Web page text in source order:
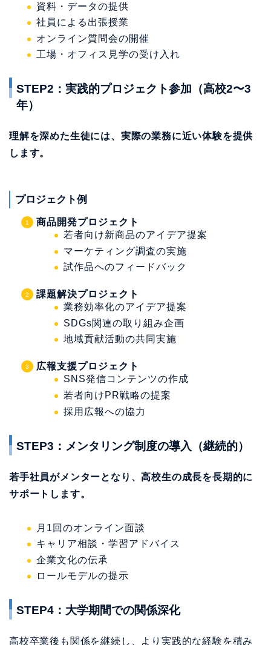
資料・データの提供
社員による出張授業
オンライン質問会の開催
工場・オフィス見学の受け入れ
STEP2：実践的プロジェクト参加（高校2〜3
年）
理解を深めた生徒には、実際の業務に近い体験を提供
します。
プロジェクト例
商品開発プロジェクト
若者向け新商品のアイデア提案
マーケティング調査の実施
試作品へのフィードバック
課題解決プロジェクト
業務効率化のアイデア提案
SDGs関連の取り組み企画
地域貢献活動の共同実施
広報支援プロジェクト
SNS発信コンテンツの作成
若者向けPR戦略の提案
採用広報への協力
STEP3：メンタリング制度の導入（継続的）
若手社員がメンターとなり、高校生の成長を長期的に
サポートします。
月1回のオンライン面談
キャリア相談・学習アドバイス
企業文化の伝承
ロールモデルの提示
STEP4：大学期間での関係深化
高校卒業後も関係を継続し、より実践的な経験を積み